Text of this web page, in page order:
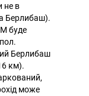
не в
Берлибаш).
буде
Берлибаш
км).
може